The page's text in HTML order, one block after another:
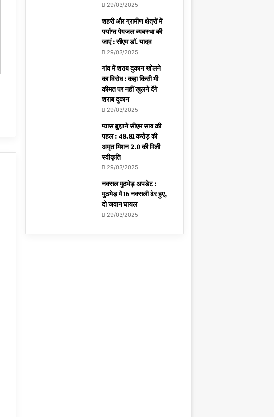
29/03/2025
शहरी और ग्रामीण क्षेत्रों में
पर्याप्त पेयजल व्यवस्था की
जाएं : सीएम डॉ. यादव
29/03/2025
गांव में शराब दुकान खोलने
का विरोध : कहा किसी भी
कीमत पर नहीं खुलने देंगे
शराब दुकान
29/03/2025
प्यास बुझाने सीएम साय की
पहल : 48.81 करोड़ की
अमृत मिशन 2.0 की मिली
स्वीकृति
29/03/2025
नक्सल मुठभेड़ अपडेट :
मुठभेड़ में 16 नक्सली ढेर हुए,
दो जवान घायल
29/03/2025